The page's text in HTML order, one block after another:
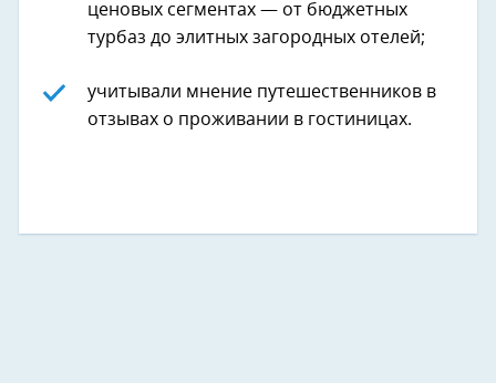
ценовых сегментах — от бюджетных
турбаз до элитных загородных отелей;
учитывали мнение путешественников в
отзывах о проживании в гостиницах.